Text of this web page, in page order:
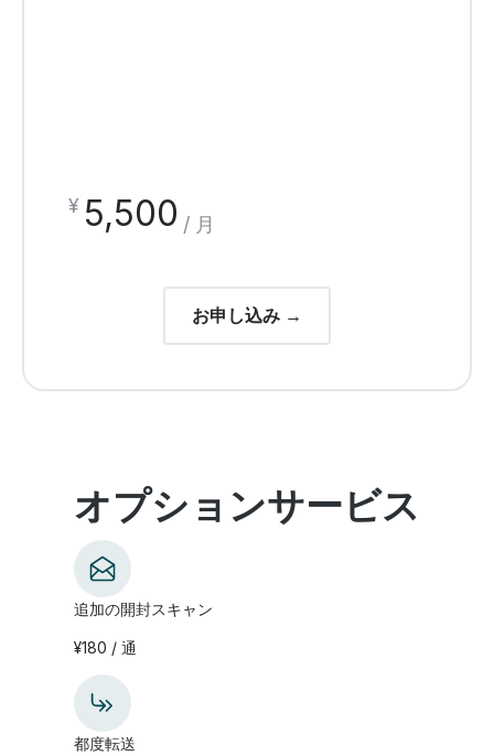
¥ 5,500 / 月
お申し込み →
オプションサービス
追加の開封スキャン
¥180 / 通
都度転送